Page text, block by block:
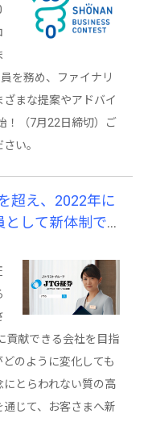
を務め、ファイナリ
まな提案やアドバイ
！（7月22日締切）ご
い。
超え、2022年に
として新体制で
共存する証券会
貢献できる会社を目指
のように変化しても
とらわれない質の高
じて、お客さまへ新